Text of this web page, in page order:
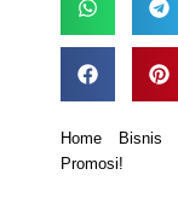
Home Bisnis
Promosi!